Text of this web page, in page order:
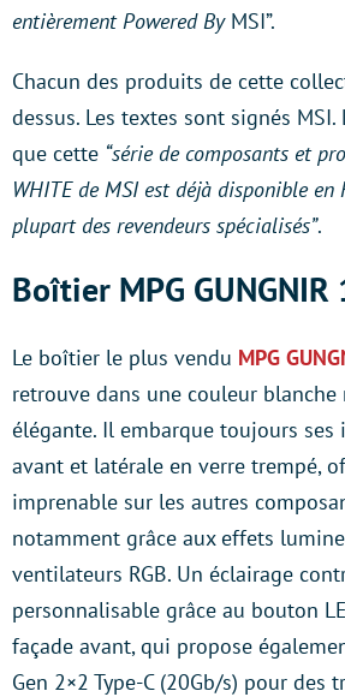
entièrement Powered By MSI”.
Chacun des produits de cette
dessus. Les textes sont signés
que cette “série de composants et
WHITE de MSI est déjà disponible en
plupart des revendeurs spécialisés”.
Boîtier MPG GUNGNIR
Le boîtier le plus vendu MPG
retrouve dans une couleur blanche
élégante. Il embarque toujours ses
avant et latérale en verre trempé,
imprenable sur les autres
notamment grâce aux effets
ventilateurs RGB. Un éclairage
personnalisable grâce au bouton
façade avant, qui propose
Gen 2×2 Type-C (20Gb/s) pour des